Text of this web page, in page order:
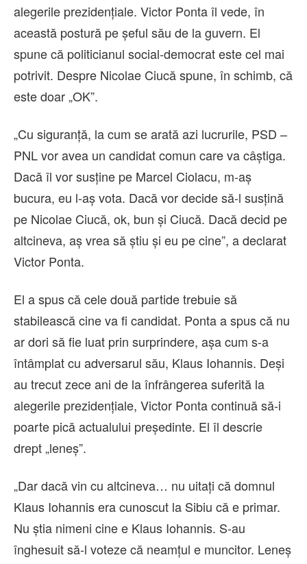
alegerile prezidențiale. Victor Ponta îl vede, în
această postură pe șeful său de la guvern. El
spune că politicianul social-democrat este cel mai
potrivit. Despre Nicolae Ciucă spune, în schimb, că
este doar „OK”.
„Cu siguranță, la cum se arată azi lucrurile, PSD –
PNL vor avea un candidat comun care va câștiga.
Dacă îl vor susține pe Marcel Ciolacu, m-aș
bucura, eu l-aș vota. Dacă vor decide să-l susțină
pe Nicolae Ciucă, ok, bun și Ciucă. Dacă decid pe
altcineva, aș vrea să știu și eu pe cine”, a declarat
Victor Ponta.
El a spus că cele două partide trebuie să
stabilească cine va fi candidat. Ponta a spus că nu
ar dori să fie luat prin surprindere, așa cum s-a
întâmplat cu adversarul său, Klaus Iohannis. Deși
au trecut zece ani de la înfrângerea suferită la
alegerile prezidențiale, Victor Ponta continuă să-i
poarte pică actualului președinte. El îl descrie
drept „leneș”.
„Dar dacă vin cu altcineva… nu uitați că domnul
Klaus Iohannis era cunoscut la Sibiu că e primar.
Nu știa nimeni cine e Klaus Iohannis. S-au
înghesuit să-l voteze că neamțul e muncitor. Leneș